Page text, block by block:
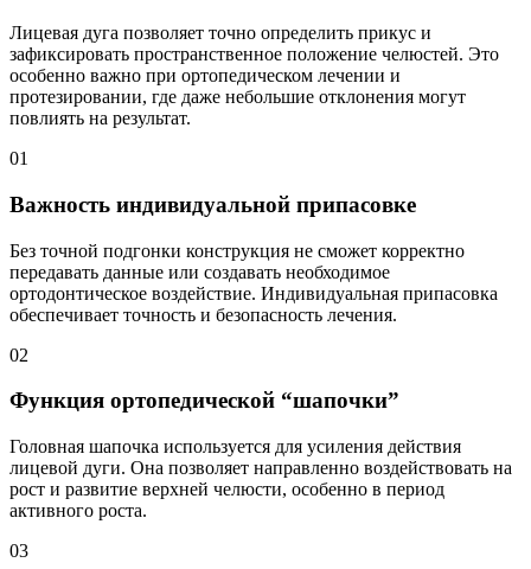
Лицевая дуга позволяет точно определить прикус и
зафиксировать пространственное положение челюстей. Это
особенно важно при ортопедическом лечении и
протезировании, где даже небольшие отклонения могут
повлиять на результат.
01
Важность индивидуальной припасовке
Без точной подгонки конструкция не сможет корректно
передавать данные или создавать необходимое
ортодонтическое воздействие. Индивидуальная припасовка
обеспечивает точность и безопасность лечения.
02
Функция ортопедической “шапочки”
Головная шапочка используется для усиления действия
лицевой дуги. Она позволяет направленно воздействовать на
рост и развитие верхней челюсти, особенно в период
активного роста.
03